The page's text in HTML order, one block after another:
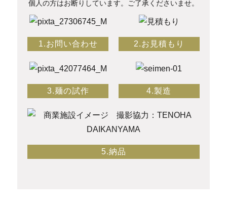
個人の方はお断りしています。ご了承くださいませ。
1.お問い合わせ 2.お見積もり
3.麺の試作 4.製造
5.納品